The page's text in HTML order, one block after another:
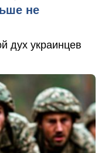
не
дух украинцев